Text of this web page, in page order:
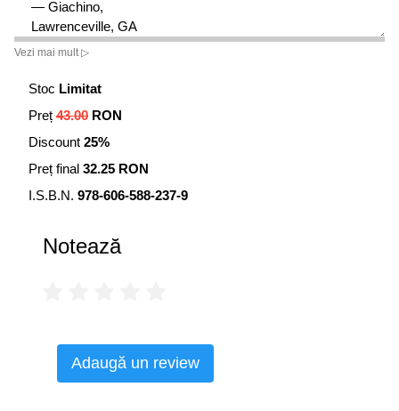
— Giachino,
Lawrenceville, GA
„Singura schimbare în care putem crede cu adevărat va
— Jeffrey,
Bazată pe prima carte interactivă a lui Robert Kiyosaki
Vezi mai mult ▷
Stoc Limitat
Preț 43.00 RON
Discount 25%
Preț final 32.25 RON
I.S.B.N. 978-606-588-237-9
Notează
Adaugă un review